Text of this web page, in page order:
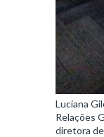
Luciana
Relações
diretora